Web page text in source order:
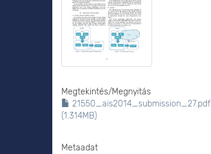
Megtekintés/Megnyitás
21550_ais2014_submission_27.pdf
(1.314MB)
Metaadat